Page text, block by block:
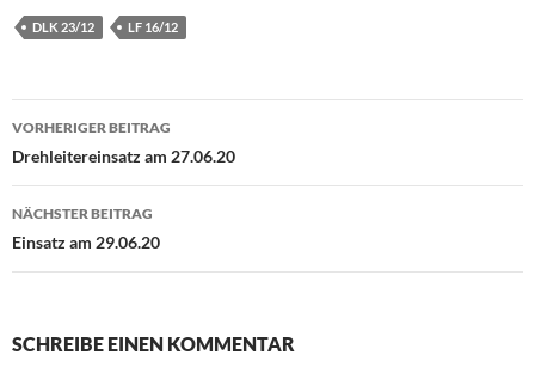
DLK 23/12 LF 16/12
Beitragsnavigation
VORHERIGER BEITRAG
Drehleitereinsatz am 27.06.20
NÄCHSTER BEITRAG
Einsatz am 29.06.20
SCHREIBE EINEN KOMMENTAR